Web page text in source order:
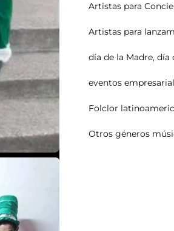
Artistas para
Artistas para
día de la Madre,día
eventos
Folclor
Otros géneros